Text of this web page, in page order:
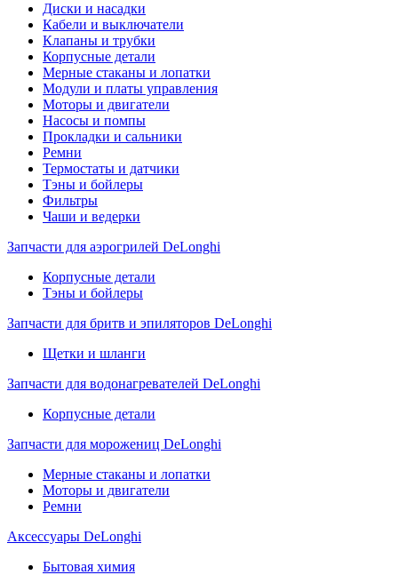
Диски и насадки
Кабели и выключатели
Клапаны и трубки
Корпусные детали
Мерные стаканы и лопатки
Модули и платы управления
Моторы и двигатели
Насосы и помпы
Прокладки и сальники
Ремни
Термостаты и датчики
Тэны и бойлеры
Фильтры
Чаши и ведерки
Запчасти для аэрогрилей DeLonghi
Корпусные детали
Тэны и бойлеры
Запчасти для бритв и эпиляторов DeLonghi
Щетки и шланги
Запчасти для водонагревателей DeLonghi
Корпусные детали
Запчасти для морожениц DeLonghi
Мерные стаканы и лопатки
Моторы и двигатели
Ремни
Аксессуары DeLonghi
Бытовая химия